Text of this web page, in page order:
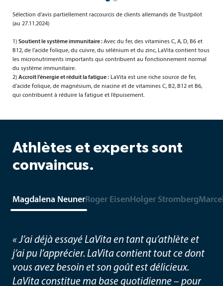
Sélection d'avis partiellement raccourcis de clients allemands de Trustpilot
(au 27.11.2024)
1) Soutient le système immunitaire :Avec du fer, des vitamines C, A, D, B6 et
B12, de l’acide folique, du cuivre, du sélénium et du zinc, LaVita contient tous
les micronutriments importants qui contribuent au fonctionnement normal
du système immunitaire.
2) Accroît l’énergie et réduit la fatigue : LaVita est une riche source de fer,
d’acide folique, de magnésium, de niacine et de vitamines C, B2, B12 et B6,
qui contribuent à réduire la fatigue et l’épuisement.
Athlètes et experts sont
convaincus.
Magdalena NeunerRoger EisenHolger Stromberg
« J’ai déjà essayé LaVita en tant qu’athlète et
j’ai pu l’apprécier. LaVita contient tout ce dont
vous avez besoin et son goût est délicieux.
LaVita constitue ma base quotidienne – pour